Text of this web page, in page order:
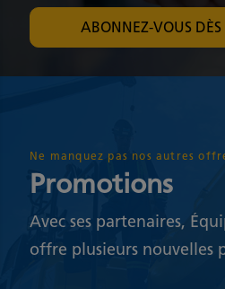
Ne manquez pas nos autres
Promotions
Avec ses partenaires,
offre plusieurs nouvelles
ABONNEZ-VOUS DÈS